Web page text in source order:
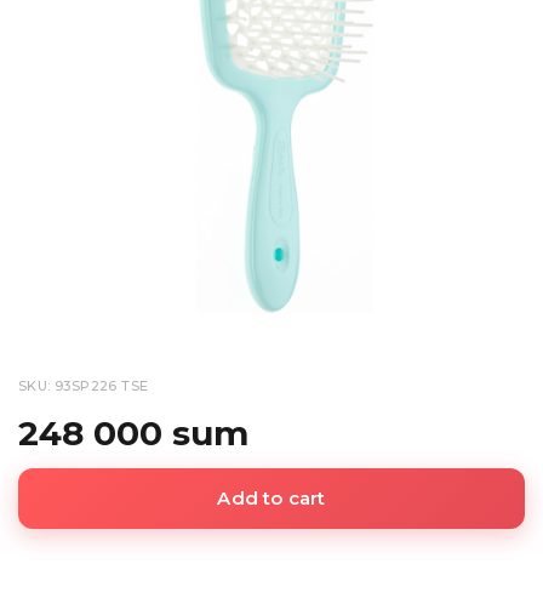
SKU: 93SP226 TSE
248 000 sum
Add to cart